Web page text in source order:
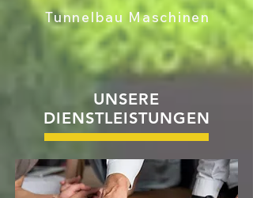
Tunnelbau Maschinen
UNSERE
DIENSTLEISTUNGEN